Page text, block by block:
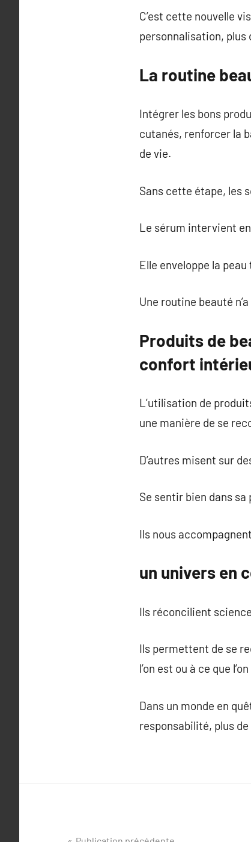
C’est cette nouvelle
personnalisation, plus
La routine
Intégrer les bons
cutanés, renforcer la
de vie.
Sans cette étape, les
Le sérum intervient
Elle enveloppe la
Une routine beauté
Produits de
confort
L’utilisation de
une manière de se
D’autres misent sur
Se sentir bien dans
Ils nous
un univers en
Ils réconcilient
Ils permettent de se
l’on est ou à ce que
Dans un monde en
responsabilité, plus